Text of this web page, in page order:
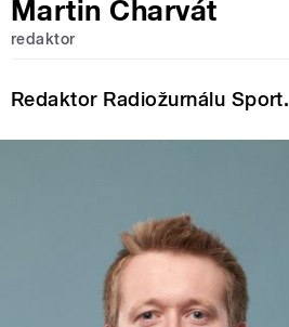
Martin Charvát
redaktor
Redaktor Radiožurnálu Sport.